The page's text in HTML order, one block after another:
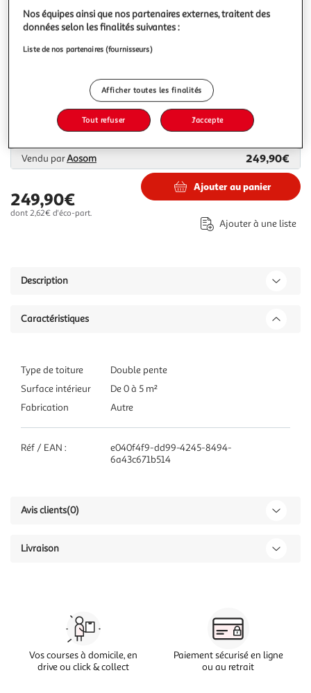
Gris
Taille
Livraison dès 5/6 jours
Livraison offerte
Plus d'options
Vendu parAosom 249,90€
249,90€
dont 2,62€ d'éco-part.
Ajouter au panier
Ajouter à une liste
Description
Caractéristiques
Type de toiture
Double pente
Surface intérieur
De 0 à 5 m²
Fabrication
Autre
Réf / EAN :
e040f4f9-dd99-4245-8494-
6a43c671b514
Avis clients(0)
Livraison
Vos courses à domicile, en
drive ou click & collect
Paiement sécurisé en ligne
ou au retrait
Nos équipes ainsi que nos partenaires externes, traitent des
données selon les finalités suivantes :
Liste de nos partenaires (fournisseurs)
Afficher toutes les finalités
Tout refuser J'accepte